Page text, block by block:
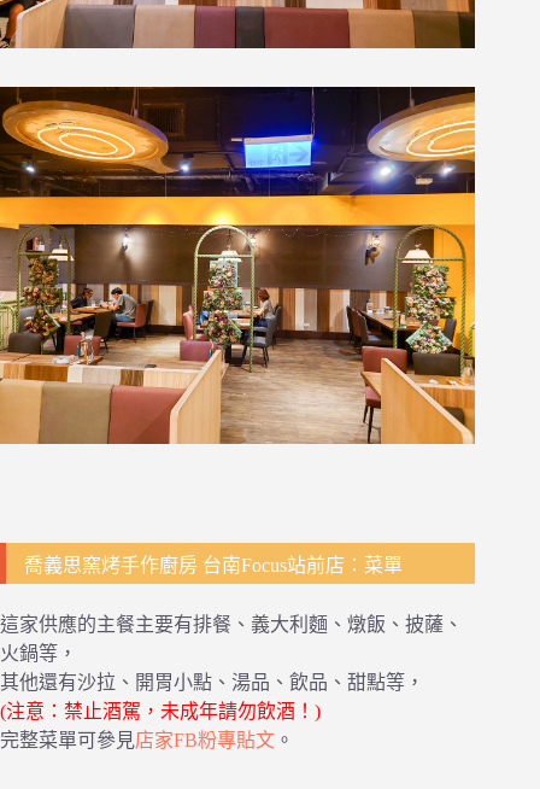
喬義思窯烤手作廚房 台南Focus站前店：菜單
這家供應的主餐主要有排餐、義大利麵、燉飯、披薩、
火鍋等，
其他還有沙拉、開胃小點、湯品、飲品、甜點等，
(注意：禁止酒駕，未成年請勿飲酒！)
完整菜單可參見店家FB粉專貼文 。